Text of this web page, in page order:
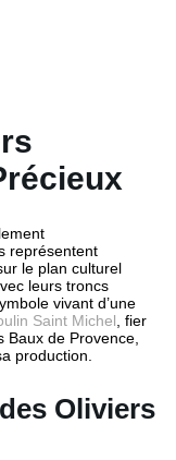
représentent
le plan culturel
leurs troncs
vivant d’une
Saint Michel , fier
Baux de Provence,
production.
Oliviers